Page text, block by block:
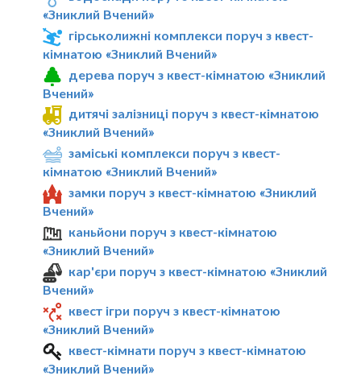
«Зниклий Вчений»
гірськолижні комплекси поруч з квест-
кімнатою «Зниклий Вчений»
дерева поруч з квест-кімнатою «Зниклий
Вчений»
дитячі залізниці поруч з квест-кімнатою
«Зниклий Вчений»
заміські комплекси поруч з квест-
кімнатою «Зниклий Вчений»
замки поруч з квест-кімнатою «Зниклий
Вчений»
каньйони поруч з квест-кімнатою
«Зниклий Вчений»
кар'єри поруч з квест-кімнатою «Зниклий
Вчений»
квест ігри поруч з квест-кімнатою
«Зниклий Вчений»
квест-кімнати поруч з квест-кімнатою
«Зниклий Вчений»